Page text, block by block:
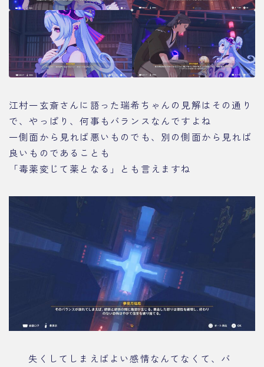
江村一玄斎さんに語った瑞希ちゃんの見解はその通り
で、やっぱり、何事もバランスなんですよね
一側面から見れば悪いものでも、別の側面から見れば
良いものであることも
「毒薬変じて薬となる」とも言えますね
失くしてしまえばよい感情なんてなくて、バ